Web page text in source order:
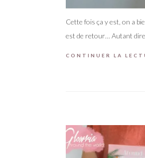
Cette fois ça y est, on a
est de retour… Autant dire
CONTINUER LA